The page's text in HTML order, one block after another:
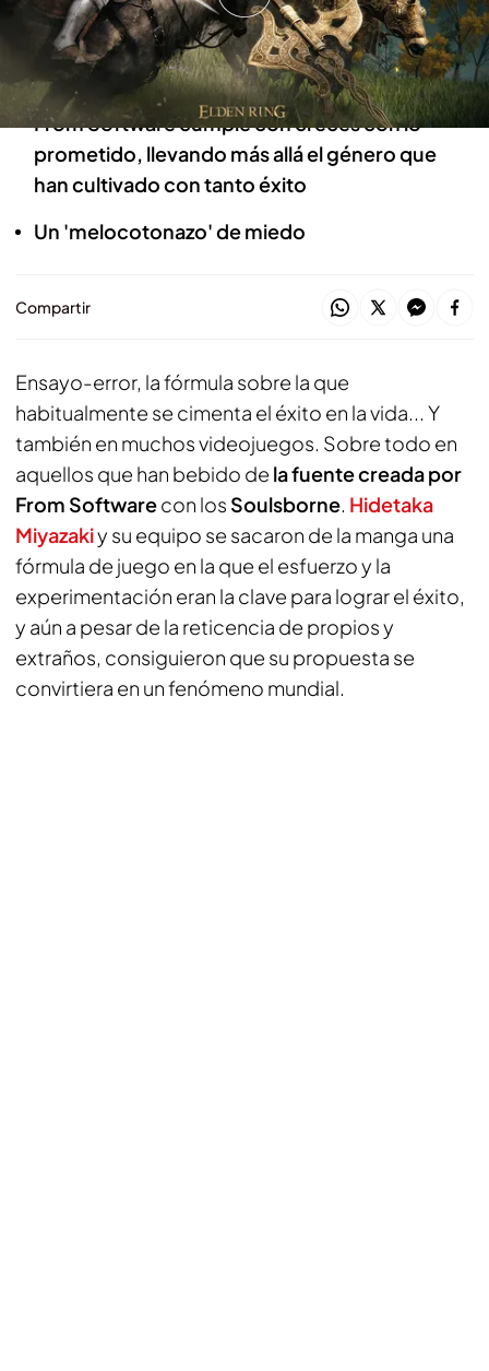
El esperadísimo Elden Ring de Hideyaka
Miyazaki llega como fiel candidato a Juego del
Año 2022
From Software cumple con creces con lo
prometido, llevando más allá el género que
han cultivado con tanto éxito
Un 'melocotonazo' de miedo
Compartir
Ensayo-error, la fórmula sobre la que
habitualmente se cimenta el éxito en la vida... Y
también en muchos videojuegos. Sobre todo en
aquellos que han bebido de la fuente creada por
From Softwarecon los Soulsborne. Hidetaka
Miyazakiy su equipo se sacaron de la manga una
fórmula de juego en la que el esfuerzo y la
experimentación eran la clave para lograr el éxito,
y aún a pesar de la reticencia de propios y
extraños, consiguieron que su propuesta se
convirtiera en un fenómeno mundial.